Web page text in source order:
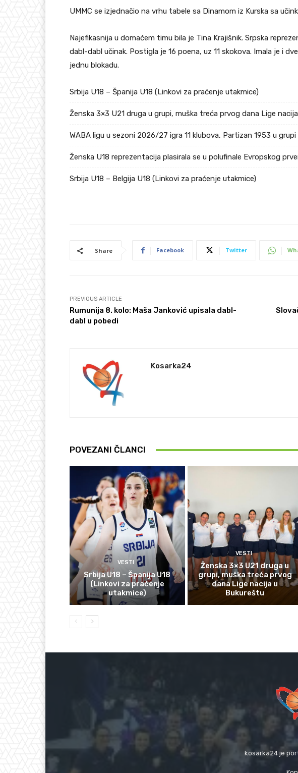
UMMC se izjednačio na vrhu tabele sa Dinamom iz Kurska sa
Najefikasnija u domaćem timu bila je Tina Krajišnik. Srpska
dabl-dabl učinak. Postigla je 16 poena, uz 11 skokova. Imala je i
jednu blokadu.
Srbija U18 – Španija U18 (Linkovi za praćenje utakmice)
Ženska 3×3 U21 druga u grupi, muška treća prvog dana Lige
WABA ligu u sezoni 2026/27 igra 11 klubova, Partizan 1953 u grupi
Ženska U18 reprezentacija plasirala se u polufinale Evropskog
Srbija U18 – Belgija U18 (Linkovi za praćenje utakmice)
Share Facebook Twitter
PREVIOUS ARTICLE
Rumunija 8. kolo: Maša Janković upisala dabl-
dabl u pobedi
Kosarka24
POVEZANI ČLANCI
VESTI
Srbija U18 – Španija U18
(Linkovi za praćenje
utakmice)
VESTI
Ženska 3×3 U21 druga u
grupi, muška treća prvog
dana Lige nacija u
Bukureštu
kosarka24 je